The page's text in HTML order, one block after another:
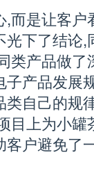
而是让客户
下了结论,
类产品做了
产品发展
自己的规
目上为小
户避免了